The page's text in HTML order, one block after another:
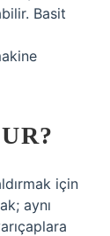
Basit
için
aynı